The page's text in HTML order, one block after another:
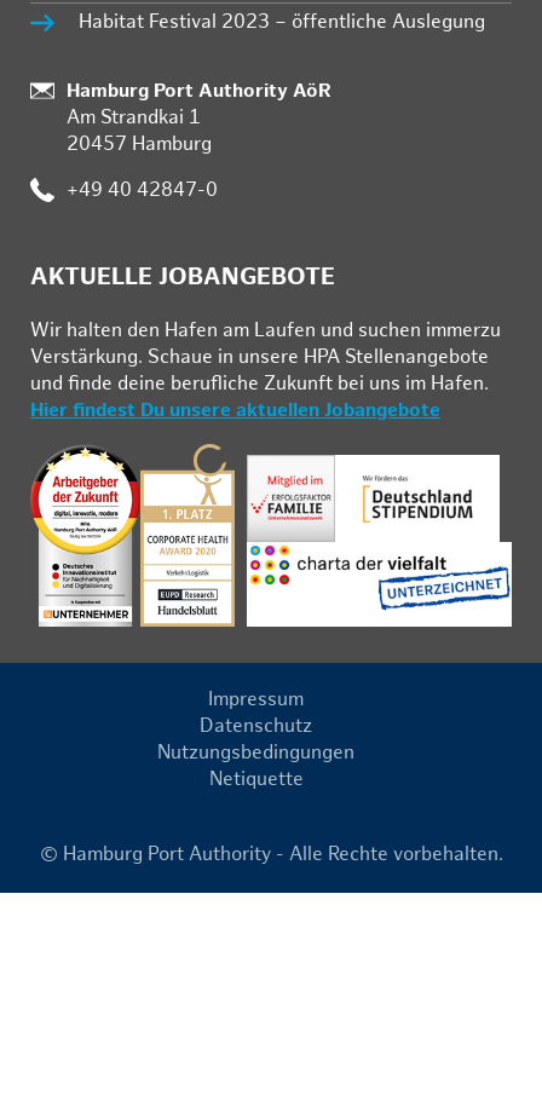
Habitat Festival 2023 – öffentliche Auslegung
:
Hamburg Port Authority AöR
Am Strandkai 1
20457 Hamburg
: +49 40 42847-0
AKTUELLE JOBANGEBOTE
Wir hal­ten den Ha­fen am Lau­fen und su­chen im­mer­zu
Ver­stär­kung. Schau­e in un­se­re HPA Stel­len­an­ge­bo­te
und fin­de deine be­ruf­li­che Zu­kunft bei uns im Ha­fen.
Hier findest Du unsere aktuellen Jobangebote
Impressum
Datenschutz
Nutzungsbedingungen
Netiquette
© Hamburg Port Authority - Alle Rechte vorbehalten.